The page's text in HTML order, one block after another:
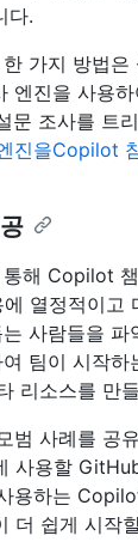
다.
가지 방법은
엔진을 사용
문 조사를 트
진을Copilot
해 Copilot
열정적이고
사람들을 파
팀이 시작
리소스를 만
범 사례를 공
사용할
용하는
더 쉽게 시작